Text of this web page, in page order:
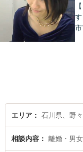
市
エリア 石川県、野
相談内容 離婚・男